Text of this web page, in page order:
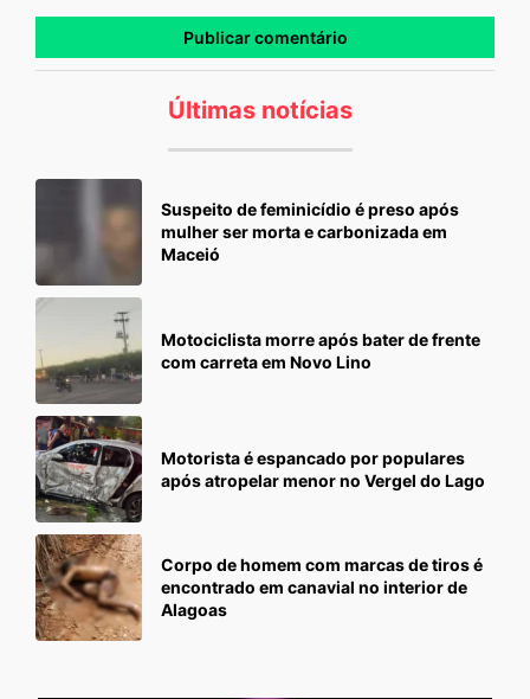
Últimas notícias
Suspeito de feminicídio é preso após
mulher ser morta e carbonizada em
Maceió
Motociclista morre após bater de frente
com carreta em Novo Lino
Motorista é espancado por populares
após atropelar menor no Vergel do Lago
Corpo de homem com marcas de tiros é
encontrado em canavial no interior de
Alagoas